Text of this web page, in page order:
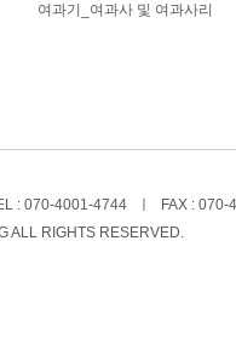
여과기_여과사 및 여과사리
: 070-4001-4744
FAX :
ALL RIGHTS RESERVED.